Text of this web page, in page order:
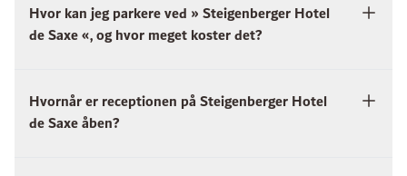
Hvor kan jeg parkere ved » Steigenberger Hotel
de Saxe «, og hvor meget koster det?
Hvornår er receptionen på Steigenberger Hotel
de Saxe åben?